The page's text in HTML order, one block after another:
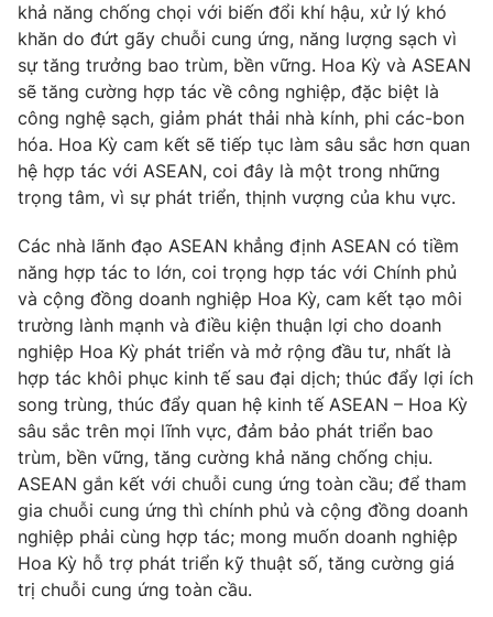
THỜI BÁO VTV
Theo dõi báo trên
Cơ quan chủ quản:Đài Truyền hình Việt Nam
Giấy phép hoạt động báo in và báo điện tử số 483/GP-BTTTT
cấp ngày 29/12/2023
Tổng Biên tập:Vũ Thanh Thủy
Phó Tổng Biên tập: Nguyễn Thị Mỹ Hạnh, Phạm Quốc Thắng,
Nguyễn Trọng Ninh
Tổng đài VTV:024.38 355 931 - 024.38 355 932
Ðiện thoại Thời báo VTV:024.66 897 897
Email:
toasoan@vtv.vn
Liên hệ quảng cáo:024-7300.7108
khả năng chống chọi với biến đổi khí hậu, xử lý khó
khăn do đứt gãy chuỗi cung ứng, năng lượng sạch vì
sự tăng trưởng bao trùm, bền vững. Hoa Kỳ và ASEAN
sẽ tăng cường hợp tác về công nghiệp, đặc biệt là
công nghệ sạch, giảm phát thải nhà kính, phi các-bon
hóa. Hoa Kỳ cam kết sẽ tiếp tục làm sâu sắc hơn quan
hệ hợp tác với ASEAN, coi đây là một trong những
trọng tâm, vì sự phát triển, thịnh vượng của khu vực.
Các nhà lãnh đạo ASEAN khẳng định ASEAN có tiềm
năng hợp tác to lớn, coi trọng hợp tác với Chính phủ
và cộng đồng doanh nghiệp Hoa Kỳ, cam kết tạo môi
trường lành mạnh và điều kiện thuận lợi cho doanh
nghiệp Hoa Kỳ phát triển và mở rộng đầu tư, nhất là
hợp tác khôi phục kinh tế sau đại dịch; thúc đẩy lợi ích
song trùng, thúc đẩy quan hệ kinh tế ASEAN – Hoa Kỳ
sâu sắc trên mọi lĩnh vực, đảm bảo phát triển bao
trùm, bền vững, tăng cường khả năng chống chịu.
ASEAN gắn kết với chuỗi cung ứng toàn cầu; để tham
gia chuỗi cung ứng thì chính phủ và cộng đồng doanh
nghiệp phải cùng hợp tác; mong muốn doanh nghiệp
Hoa Kỳ hỗ trợ phát triển kỹ thuật số, tăng cường giá
trị chuỗi cung ứng toàn cầu.